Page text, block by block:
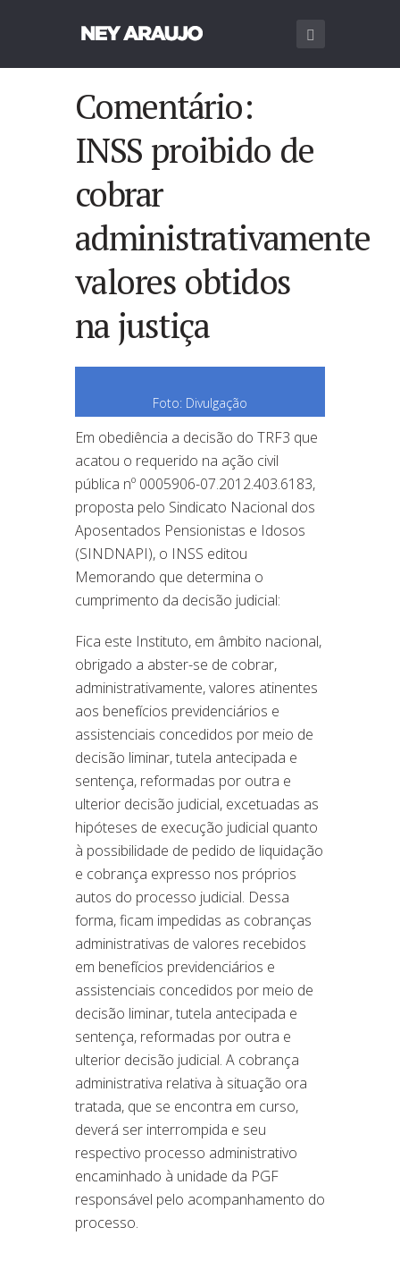
Comentário:
INSS proibido de
cobrar
administrativamente
valores obtidos
na justiça
Foto: Divulgação
Em obediência a decisão do TRF3 que
acatou o requerido na ação civil
pública nº 0005906-07.2012.403.6183,
proposta pelo Sindicato Nacional dos
Aposentados Pensionistas e Idosos
(SINDNAPI), o INSS editou
Memorando que determina o
cumprimento da decisão judicial:
Fica este Instituto, em âmbito nacional,
obrigado a abster-se de cobrar,
administrativamente, valores atinentes
aos benefícios previdenciários e
assistenciais concedidos por meio de
decisão liminar, tutela antecipada e
sentença, reformadas por outra e
ulterior decisão judicial, excetuadas as
hipóteses de execução judicial quanto
à possibilidade de pedido de liquidação
e cobrança expresso nos próprios
autos do processo judicial. Dessa
forma, ficam impedidas as cobranças
administrativas de valores recebidos
em benefícios previdenciários e
assistenciais concedidos por meio de
decisão liminar, tutela antecipada e
sentença, reformadas por outra e
ulterior decisão judicial. A cobrança
administrativa relativa à situação ora
tratada, que se encontra em curso,
deverá ser interrompida e seu
respectivo processo administrativo
encaminhado à unidade da PGF
responsável pelo acompanhamento do
processo.